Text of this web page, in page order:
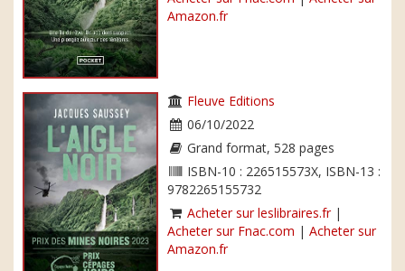
Amazon.fr
Fleuve Editions
06/10/2022
Grand format, 528 pages
ISBN-10 : 226515573X, ISBN-13 :
9782265155732
Acheter sur leslibraires.fr|
Acheter sur Fnac.com | Acheter sur
Amazon.fr